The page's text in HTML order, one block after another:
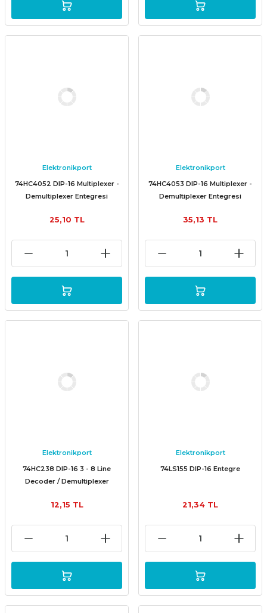
Elektronikport
74HC4052 DIP-16 Multiplexer -
Demultiplexer Entegresi
25,10 TL
Elektronikport
74HC4053 DIP-16 Multiplexer -
Demultiplexer Entegresi
35,13 TL
Elektronikport
74HC238 DIP-16 3 - 8 Line
Decoder / Demultiplexer
12,15 TL
Elektronikport
74LS155 DIP-16 Entegre
21,34 TL